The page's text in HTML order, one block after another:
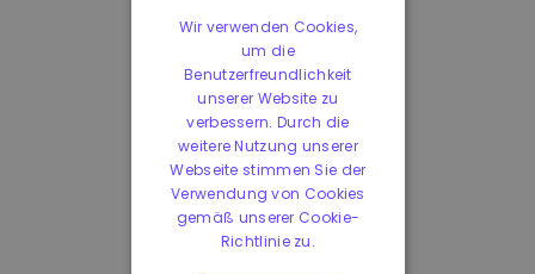
Wir verwenden Cookies,
um die
Benutzerfreundlichkeit
unserer Website zu
verbessern. Durch die
weitere Nutzung unserer
Webseite stimmen Sie der
Verwendung von Cookies
gemäß unserer Cookie-
Richtlinie zu.